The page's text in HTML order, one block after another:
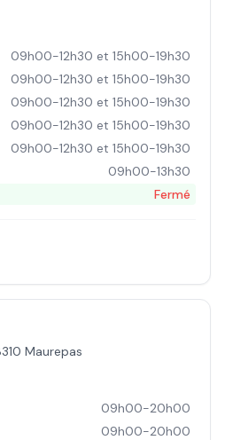
09h00-12h30 et 15h00-19h30
09h00-12h30 et 15h00-19h30
09h00-12h30 et 15h00-19h30
09h00-12h30 et 15h00-19h30
09h00-12h30 et 15h00-19h30
09h00-13h30
Fermé
Maurepas
09h00-20h00
09h00-20h00